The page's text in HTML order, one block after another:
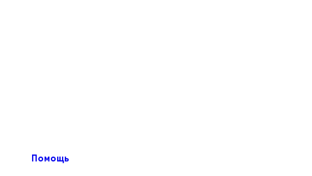
Помощь